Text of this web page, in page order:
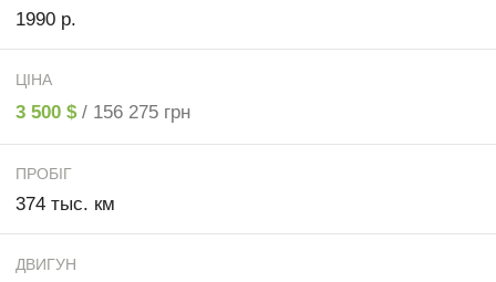
1990 р.
ЦІНА
3 500 $ / 156 275 грн
ПРОБІГ
374 тыс. км
ДВИГУН